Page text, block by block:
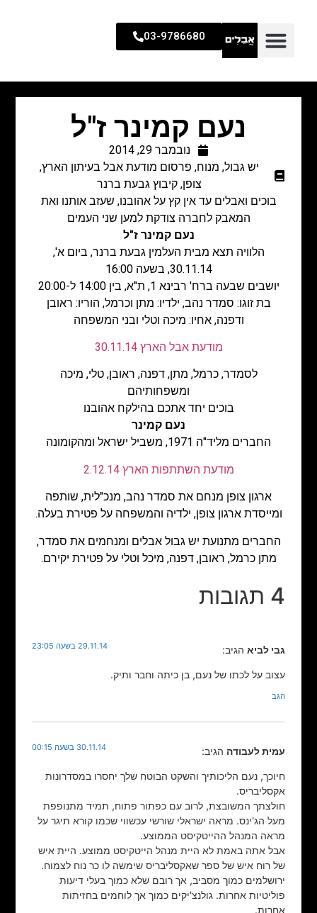
03-9786680
נעם קמינר ז"ל
נובמבר 29, 2014
יש גבול, מנוח, פרסום מודעת אבל בעיתון הארץ,
צופן, קיבוץ גבעת ברנר
בוכים ואבלים עד אין קץ על אהובנו, שעזב אותנו ואת
המאבק לחברה צודקת למען שני העמים
נעם קמינר ז"ל
הלוויה תצא מבית העלמין גבעת ברנר, ביום א',
30.11.14, בשעה 16:00
יושבים שבעה ברח' רבינא 1, ת"א, בין 14:00 ל-20:00
בת זוגו: סמדר נהב, ילדיו: מתן וכרמל, הוריו: ראובן
ודפנה, אחיו: מיכה וטלי ובני המשפחה
מודעת אבל הארץ 30.11.14
לסמדר, כרמל, מתן, דפנה, ראובן, טלי, מיכה
ומשפחותיהם
בוכים יחד אתכם בהילקח אהובנו
נעם קמינר
החברים מליד"ה 1971, משביל ישראל ומהקומונה
מודעת השתתפות הארץ 2.12.14
ארגון צופן מנחם את סמדר נהב, מנכ"לית, שותפה
ומייסדת ארגון צופן, ילדיה והמשפחה על פטירת בעלה.
החברים מתנועת יש גבול אבלים ומנחמים את סמדר,
מתן כרמל, ראובן, דפנה, מיכל וטלי על פטירת יקירם.
4 תגובות
גבי לביא הגיב: 29.11.14 בשעה 23:05
עצוב על לכתו של נעם, בן כיתה וחבר ותיק.
הגב
עמית לעבודה הגיב: 30.11.14 בשעה 00:15
חיוכך, נעם הליכותיך והשקט הבוטח שלך יחסרו במסדרונות
אקסליבריס.
חולצתך המשובצת, לרוב עם כפתור פתוח, תמיד מתנופפת
מעל הג'ינס. מראה ישראלי שורשי עכשווי שכמו קורא תיגר על
מראה המנהל ההייטקיסט הממוצע.
אבל אתה באמת לא היית מנהל הייטקיסט ממוצע. היית איש
של רוח איש של ספר שאקסליבריס שימשה לו כר נוח לצמוח.
ירושלמים כמוך מסביב, אך רובם שלא כמוך בעלי דיעות
פוליטיות אחרות. גולנצ'יקים כמוך אך לוחמים בחזיתות
אחרות.